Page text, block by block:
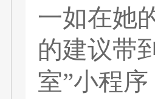
一如在她
的建议带
室”小程